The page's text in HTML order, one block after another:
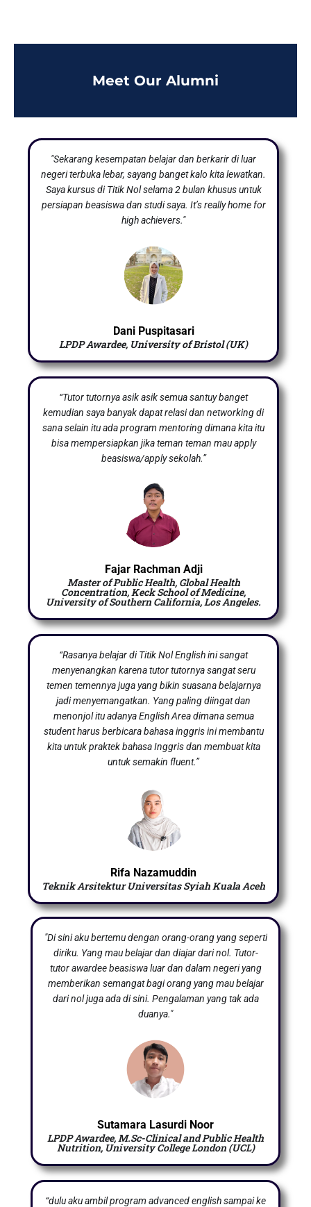
Meet Our Alumni
"Sekarang kesempatan belajar dan berkarir di luar
negeri terbuka lebar, sayang banget kalo kita lewatkan.
Saya kursus di Titik Nol selama 2 bulan khusus untuk
persiapan beasiswa dan studi saya. It’s really home for
high achievers."
Dani Puspitasari
LPDP Awardee, University of Bristol (UK)
“Tutor tutornya asik asik semua santuy banget
kemudian saya banyak dapat relasi dan networking di
sana selain itu ada program mentoring dimana kita itu
bisa mempersiapkan jika teman teman mau apply
beasiswa/apply sekolah.”
Fajar Rachman Adji
Master of Public Health, Global Health
Concentration, Keck School of Medicine,
University of Southern California, Los Angeles.
“Rasanya belajar di Titik Nol English ini sangat
menyenangkan karena tutor tutornya sangat seru
temen temennya juga yang bikin suasana belajarnya
jadi menyemangatkan. Yang paling diingat dan
menonjol itu adanya English Area dimana semua
student harus berbicara bahasa inggris ini membantu
kita untuk praktek bahasa Inggris dan membuat kita
untuk semakin fluent.”
Rifa Nazamuddin
Teknik Arsitektur Universitas Syiah Kuala Aceh
"Di sini aku bertemu dengan orang-orang yang seperti
diriku. Yang mau belajar dan diajar dari nol. Tutor-
tutor awardee beasiswa luar dan dalam negeri yang
memberikan semangat bagi orang yang mau belajar
dari nol juga ada di sini. Pengalaman yang tak ada
duanya."
Sutamara Lasurdi Noor
LPDP Awardee, M.Sc-Clinical and Public Health
Nutrition, University College London (UCL)
“dulu aku ambil program advanced english sampai ke